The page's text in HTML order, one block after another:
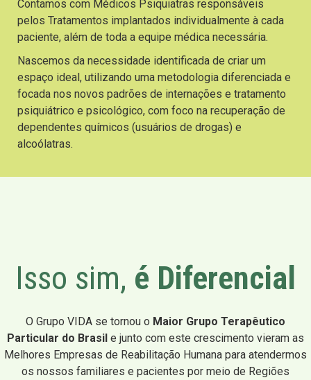
Contamos com Médicos Psiquiatras responsáveis
pelos Tratamentos implantados individualmente à cada
paciente, além de toda a equipe médica necessária.
Nascemos da necessidade identificada de criar um
espaço ideal, utilizando uma metodologia diferenciada e
focada nos novos padrões de internações e tratamento
psiquiátrico e psicológico, com foco na recuperação de
dependentes químicos (usuários de drogas) e
alcoólatras.
Isso sim, é Diferencial
O Grupo VIDA se tornou o Maior Grupo Terapêutico
Particular do Brasil e junto com este crescimento vieram as
Melhores Empresas de Reabilitação Humana para atendermos
os nossos familiares e pacientes por meio de Regiões